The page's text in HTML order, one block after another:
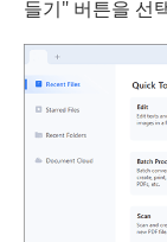
들기" 버튼을 선